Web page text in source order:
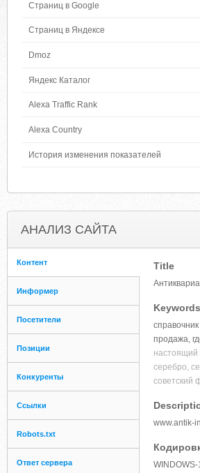
Страниц в Google
Страниц в Яндексе
Dmoz
Яндекс Каталог
Alexa Traffic Rank
Alexa Country
История изменения показателей
АНАЛИЗ САЙТА
Контент
Информер
Посетители
Позиции
Конкуренты
Ссылки
Robots.txt
Ответ сервера
Title
Keywords
продажа,
настоящий
серебро,
советский
www.antik-
WINDOWS-